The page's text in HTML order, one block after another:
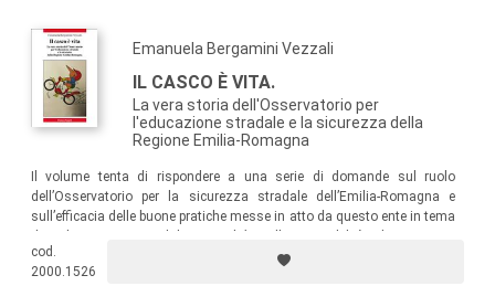
Emanuela Bergamini Vezzali
IL CASCO È VITA.
La vera storia dell'Osservatorio per
l'educazione stradale e la sicurezza della
Regione Emilia-Romagna
Il volume tenta di rispondere a una serie di domande sul ruolo
dell’Osservatorio per la sicurezza stradale dell’Emilia-Romagna e
sull’efficacia delle buone pratiche messe in atto da questo ente in tema
concretamente eventuali cambiamenti nei comportamenti delle
istituzioni e degli utenti della strada.
cod.
2000.1526